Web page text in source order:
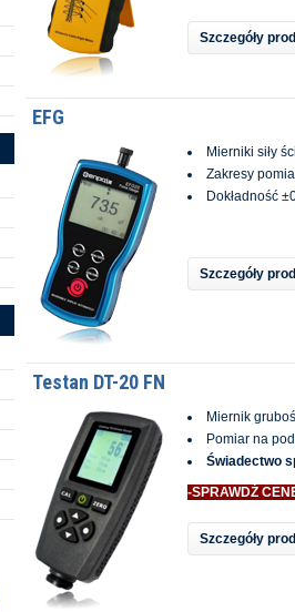
Szczegóły
EFG
Mierniki siły
Zakresy
Dokładność
Szczegóły
Testan DT-20 FN
Miernik
Pomiar na
Świadectwo
-SPRAWDŹ
Szczegóły